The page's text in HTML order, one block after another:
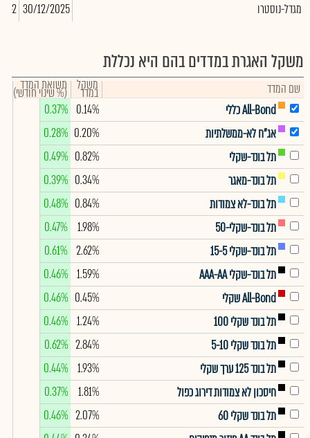
מגדל-נוסטרו
30/12/2025
-2
משקל האגרת במדדים בהם היא נכללת
שם המדד משקל
במדד תשואת המדד
(% שינוי חודשי)
All-Bond כללי
0.14%
0.37%
אג"ח לא-ממשלתיות
0.20%
0.28%
תל בונד-שקלי
0.82%
0.49%
תל בונד-מאגר
0.34%
0.39%
תל בונד-לא צמודות
0.84%
0.48%
תל בונד-שקלי-50
1.98%
0.47%
תל בונד-שקלי 15-5
2.62%
0.61%
תל בונד-שקלי AAA-AA
1.59%
0.46%
All-Bond שקלי
0.45%
0.46%
תל בונד שקלי 100
1.24%
0.46%
תל בונד שקלי 5-10
2.84%
0.62%
תל בונד 125 ערך שקלי
1.93%
0.44%
חיסכון לא צמודות דירוג כפול
1.81%
0.37%
תל בונד שקלי 60
2.07%
0.46%